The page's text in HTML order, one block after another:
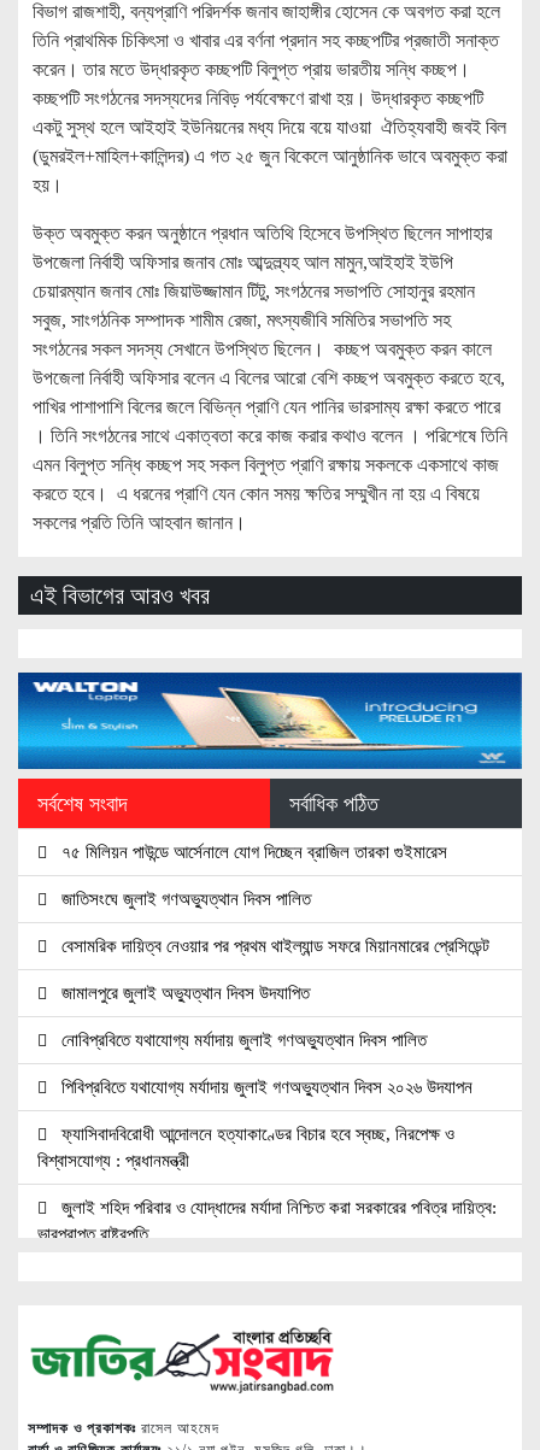
বিভাগ রাজশাহী, বন্যপ্রাণি পরিদর্শক জনাব জাহাঙ্গীর হোসেন কে অবগত করা হলে
তিনি প্রাথমিক চিকিৎসা ও খাবার এর বর্ণনা প্রদান সহ কচ্ছপটির প্রজাতী সনাক্ত
করেন। তার মতে উদ্ধারকৃত কচ্ছপটি বিলুপ্ত প্রায় ভারতীয় সন্ধি কচ্ছপ।
কচ্ছপটি সংগঠনের সদস্যদের নিবিড় পর্যবেক্ষণে রাখা হয়। উদ্ধারকৃত কচ্ছপটি
একটু সুস্থ হলে আইহাই ইউনিয়নের মধ্য দিয়ে বয়ে যাওয়া ঐতিহ্যবাহী জবই বিল
(ডুমরইল+মাহিল+কালিন্দর) এ গত ২৫ জুন বিকেলে আনুষ্ঠানিক ভাবে অবমুক্ত করা
হয়।
উক্ত অবমুক্ত করন অনুষ্ঠানে প্রধান অতিথি হিসেবে উপস্থিত ছিলেন সাপাহার
উপজেলা নির্বাহী অফিসার জনাব মোঃ আব্দুল্ল্যহ আল মামুন,আইহাই ইউপি
চেয়ারম্যান জনাব মোঃ জিয়াউজ্জামান টিটু, সংগঠনের সভাপতি সোহানুর রহমান
সবুজ, সাংগঠনিক সম্পাদক শামীম রেজা, মৎস্যজীবি সমিতির সভাপতি সহ
সংগঠনের সকল সদস্য সেখানে উপস্থিত ছিলেন। কচ্ছপ অবমুক্ত করন কালে
উপজেলা নির্বাহী অফিসার বলেন এ বিলের আরো বেশি কচ্ছপ অবমুক্ত করতে হবে,
পাখির পাশাপাশি বিলের জলে বিভিন্ন প্রাণি যেন পানির ভারসাম্য রক্ষা করতে পারে
। তিনি সংগঠনের সাথে একাত্বতা করে কাজ করার কথাও বলেন । পরিশেষে তিনি
এমন বিলুপ্ত সন্ধি কচ্ছপ সহ সকল বিলুপ্ত প্রাণি রক্ষায় সকলকে একসাথে কাজ
করতে হবে। এ ধরনের প্রাণি যেন কোন সময় ক্ষতির সম্মুখীন না হয় এ বিষয়ে
সকলের প্রতি তিনি আহবান জানান।
এই বিভাগের আরও খবর
সর্বশেষ সংবাদ সর্বাধিক পঠিত
৭৫ মিলিয়ন পাউন্ডে আর্সেনালে যোগ দিচ্ছেন ব্রাজিল তারকা গুইমারেস
জাতিসংঘে জুলাই গণঅভ্যুত্থান দিবস পালিত
বেসামরিক দায়িত্ব নেওয়ার পর প্রথম থাইল্যান্ড সফরে মিয়ানমারের প্রেসিডেন্ট
জামালপুরে জুলাই অভ্যুত্থান দিবস উদযাপিত
নোবিপ্রবিতে যথাযোগ্য মর্যাদায় জুলাই গণঅভ্যুত্থান দিবস পালিত
পিবিপ্রবিতে যথাযোগ্য মর্যাদায় জুলাই গণঅভ্যুত্থান দিবস ২০২৬ উদযাপন
ফ্যাসিবাদবিরোধী আন্দোলনে হত্যাকাণ্ডের বিচার হবে স্বচ্ছ, নিরপেক্ষ ও
বিশ্বাসযোগ্য : প্রধানমন্ত্রী
জুলাই শহিদ পরিবার ও যোদ্ধাদের মর্যাদা নিশ্চিত করা সরকারের পবিত্র দায়িত্ব:
ভারপ্রাপ্ত রাষ্ট্রপতি
উচ্চশিক্ষার দ্বার খুলতে ‘ওভারসীজ এডুকেয়ার’ ও ‘এডু উইংস হাব’-এর নতুন
যাত্রা
সম্পাদক ও প্রকাশকঃ রাসেল আহমেদ